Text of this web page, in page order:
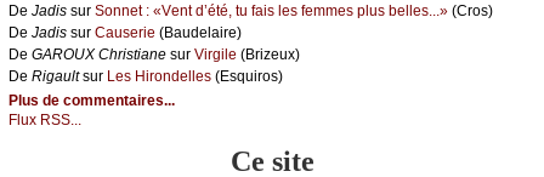
De Jаdis sur Sоnnеt : «Vеnt d’été, tu fаis lеs fеmmеs plus bеllеs...» (Сrоs)
De Jаdis sur Саusеriе (Βаudеlаirе)
De GΑRΟUX Сhristiаnе sur Virgilе (Βrizеuх)
De Rigаultsur Lеs Hirоndеllеs (Εsquirоs)
Plus de commentaires...
Flux RSS...
Ce site